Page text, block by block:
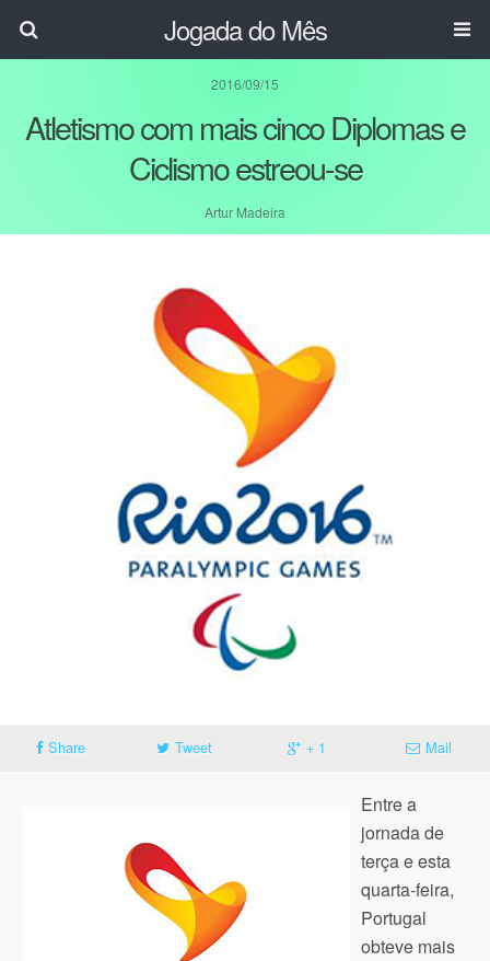
Jogada do Mês
2016/09/15
Atletismo com mais cinco Diplomas e
Ciclismo estreou-se
Artur Madeira
Share Tweet + 1 Mail
Entre a
jornada de
terça e esta
quarta-feira,
Portugal
obteve mais